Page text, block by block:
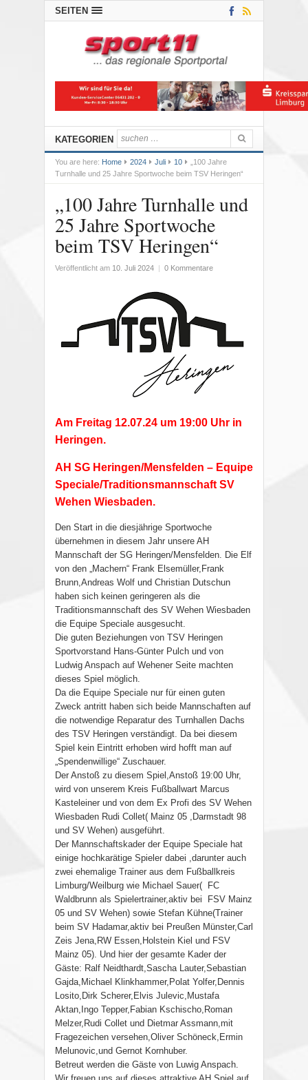
SEITEN
KATEGORIEN
You are here: Home 2024 Juli 10
„100 Jahre
Turnhalle und 25 Jahre Sportwoche beim TSV Heringen“
„100 Jahre Turnhalle und
25 Jahre Sportwoche
beim TSV Heringen“
Veröffentlicht am 10. Juli 2024 0 Kommentare
Am Freitag 12.07.24 um 19:00 Uhr in
Heringen.
AH SG Heringen/Mensfelden – Equipe
Speciale/Traditionsmannschaft SV
Wehen Wiesbaden.
Den Start in die diesjährige Sportwoche
übernehmen in diesem Jahr unsere AH
Mannschaft der SG Heringen/Mensfelden. Die Elf
von den „Machern“ Frank Elsemüller,Frank
Brunn,Andreas Wolf und Christian Dutschun
haben sich keinen geringeren als die
Traditionsmannschaft des SV Wehen Wiesbaden
die Equipe Speciale ausgesucht.
Die guten Beziehungen von TSV Heringen
Sportvorstand Hans-Günter Pulch und von
Ludwig Anspach auf Wehener Seite machten
dieses Spiel möglich.
Da die Equipe Speciale nur für einen guten
Zweck antritt haben sich beide Mannschaften auf
die notwendige Reparatur des Turnhallen Dachs
des TSV Heringen verständigt. Da bei diesem
Spiel kein Eintritt erhoben wird hofft man auf
„Spendenwillige“ Zuschauer.
Der Anstoß zu diesem Spiel,Anstoß 19:00 Uhr,
wird von unserem Kreis Fußballwart Marcus
Kasteleiner und von dem Ex Profi des SV Wehen
Wiesbaden Rudi Collet( Mainz 05 ,Darmstadt 98
und SV Wehen) ausgeführt.
Der Mannschaftskader der Equipe Speciale hat
einige hochkarätige Spieler dabei ,darunter auch
zwei ehemalige Trainer aus dem Fußballkreis
Limburg/Weilburg wie Michael Sauer( FC
Waldbrunn als Spielertrainer,aktiv bei FSV Mainz
05 und SV Wehen) sowie Stefan Kühne(Trainer
beim SV Hadamar,aktiv bei Preußen Münster,Carl
Zeis Jena,RW Essen,Holstein Kiel und FSV
Mainz 05). Und hier der gesamte Kader der
Gäste: Ralf Neidthardt,Sascha Lauter,Sebastian
Gajda,Michael Klinkhammer,Polat Yolfer,Dennis
Losito,Dirk Scherer,Elvis Julevic,Mustafa
Aktan,Ingo Tepper,Fabian Kschischo,Roman
Melzer,Rudi Collet und Dietmar Assmann,mit
Fragezeichen versehen,Oliver Schöneck,Ermin
Melunovic,und Gernot Kornhuber.
Betreut werden die Gäste von Luwig Anspach.